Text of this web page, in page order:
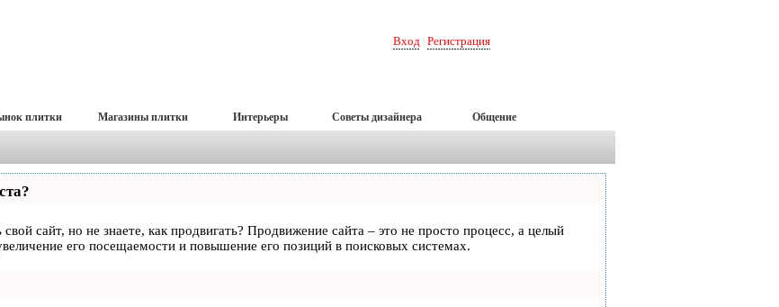
Вход Регистрация
плитки Магазины плитки Интерьеры Советы дизайнера Общение
сайт, но не знаете, как продвигать? Продвижение сайта – это не просто процесс, а целый
его посещаемости и повышение его позиций в поисковых системах.